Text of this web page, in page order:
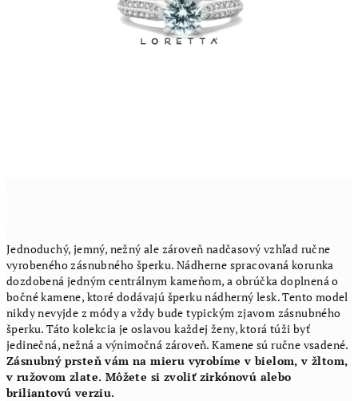
Jednoduchý, jemný, nežný ale zároveň nadčasový vzhľad ručne
vyrobeného zásnubného šperku. Nádherne spracovaná korunka
dozdobená jedným centrálnym kameňom, a obrúčka doplnená o
bočné kamene, ktoré dodávajú šperku nádherný lesk. Tento model
nikdy nevyjde z módy a vždy bude typickým zjavom zásnubného
šperku. Táto kolekcia je oslavou každej ženy, ktorá túži byť
jedinečná, nežná a výnimočná zároveň. Kamene sú ručne vsadené.
Zásnubný prsteň vám na mieru vyrobíme v bielom, v žltom,
v ružovom zlate. Môžete si zvoliť zirkónovú alebo
briliantovú verziu.